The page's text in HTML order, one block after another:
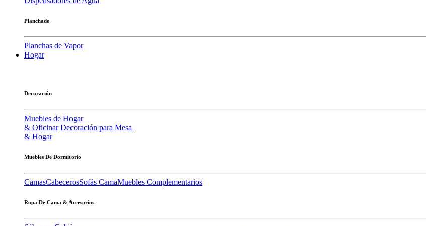
Planchado
Planchas de Vapor
Hogar
Decoración
Muebles de Hogar
& Oficinar Decoración para Mesa
& Hogar
Muebles De Dormitorio
CamasCabecerosSofás CamaMuebles Complementarios
Ropa De Cama & Accesorios